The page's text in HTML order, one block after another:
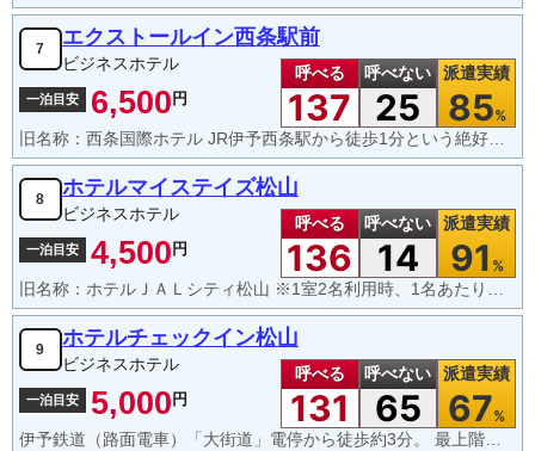
7 エクストールイン西条駅前
ビジネスホテル
一泊目安 6,500円
呼べる
137
呼べない
25
派遣実績
85%
旧名称：西条国際ホテル JR伊予西条駅から徒歩1分という絶好のロケーションにあり、高松市の老舗ホテル「川六」グループが運営するビジネスホテルです。無料朝食や大浴場など、ビジネスマンに嬉しいサービスが凝縮されています。
8 ホテルマイステイズ松山
ビジネスホテル
一泊目安 4,500円
呼べる
136
呼べない
14
派遣実績
91 %
旧名称：ホテルＪＡＬシティ松山 ※1室2名利用時、1名あたりの料金目安です。 松山城の西側に位置し、一部の客室（キャッスルビュー）からはお城がはっきりと見える、景観に優れたフルサービス型のビジネスホテル。
9 ホテルチェックイン松山
ビジネスホテル
一泊目安 5,000円
呼べる
131
呼べない
65
派遣実績
67%
伊予鉄道（路面電車）「大街道」電停から徒歩約3分。 最上階（10階）に、美肌の湯として知られる「奥道後温泉」の源泉を引いた大浴場あり。全室にシモンズ社製ベッドとエアウィーヴのマットレスパッドを導入。ロビーにてコーヒーやソフトドリンクが無料提供されている。